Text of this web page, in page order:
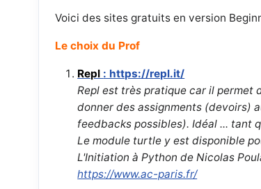
Voici des sites gratuits en version
Le choix du Prof
Repl : https://repl.it/
Repl est très pratique car il permet
donner des assignments (devoirs)
feedbacks possibles). Idéal ... tant
Le module turtle y est disponible
L'Initiation à Python de Nicolas
https://www.ac-paris.fr/